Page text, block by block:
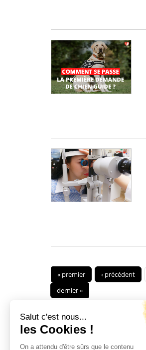
« premier ‹ précédent
dernier »
Salut c'est nous...
les Cookies !
On a attendu d'être sûrs que le contenu